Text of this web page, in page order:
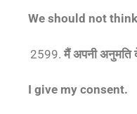
We should not
मैं अपनी अनुमति
I give my consent.